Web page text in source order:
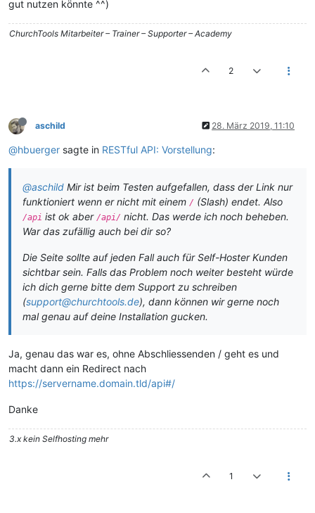
gut nutzen könnte ^^)
ChurchTools Mitarbeiter – Trainer – Supporter – Academy
2
aschild 28. März 2019, 11:10
@hbuerger sagte in RESTful API: Vorstellung:
@aschild Mir ist beim Testen aufgefallen, dass der Link nur
funktioniert wenn ernicht mit einem / (Slash) endet. Also
/api ist ok aber /api/ nicht. Das werde ich noch beheben.
War das zufällig auch bei dir so?
Die Seite sollte auf jeden Fall auch für Self-Hoster Kunden
sichtbar sein. Falls das Problem noch weiter besteht würde
ich dich gerne bitte dem Support zu schreiben
(support@churchtools.de), dann können wir gerne noch
mal genau auf deine Installation gucken.
Ja, genau das war es, ohne Abschliessenden / geht es und
macht dann ein Redirect nach
https://servername.domain.tld/api#/
Danke
3.x kein Selfhosting mehr
1